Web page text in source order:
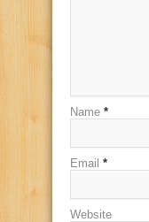
Name *
Email *
Website